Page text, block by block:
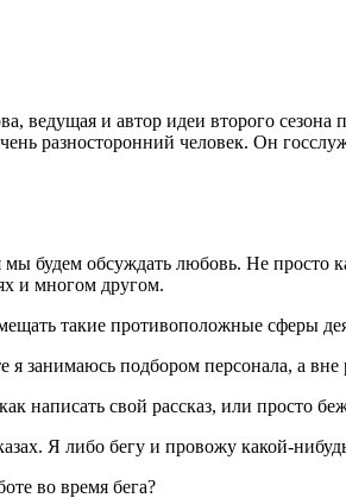
ведущая и автор идеи второго
разносторонний человек. Он
будем обсуждать любовь. Не просто
и многом другом.
такие противоположные сферы
я занимаюсь подбором персонала, а
написать свой рассказ, или просто
Я либо бегу и провожу какой-
во время бега?